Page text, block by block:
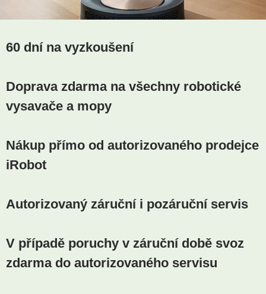
60 dní na vyzkoušení
Doprava zdarma na všechny robotické
vysavače a mopy
Nákup přímo od autorizovaného prodejce
iRobot
Autorizovaný záruční i pozáruční servis
V případě poruchy v záruční době svoz
zdarma do autorizovaného servisu